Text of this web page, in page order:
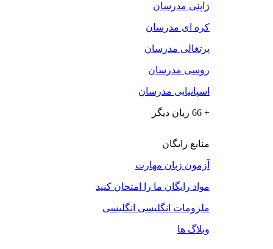
ژاپنی مدرسان
کره ای مدرسان
پرتغالی مدرسان
روسی مدرسان
اسپانیایی مدرسان
+ 66 زبان دیگر
منابع رایگان
آزمون زبان مهارت
مواد رایگان ما را امتحان کنید
ملزومات انگلیسی انگلیسی
وبلاگ ها